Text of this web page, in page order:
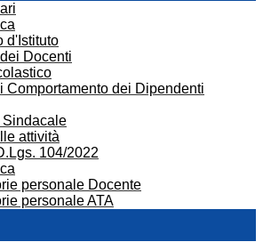
d'Istituto
Docenti
Comportamento dei Dipendenti
Sindacale
attività
104/2022
personale Docente
personale ATA